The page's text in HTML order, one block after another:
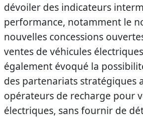
dévoiler des indicateurs
performance, notamment le
nouvelles concessions
ventes de véhicules
également évoqué la
des partenariats stratégiques
opérateurs de recharge pour
électriques, sans fournir de